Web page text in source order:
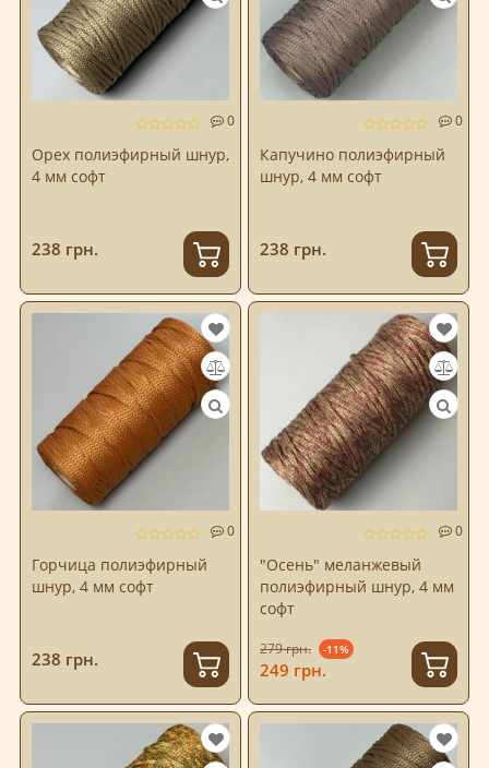
0
Орех полиэфирный шнур,
4 мм софт
238 грн.
0
Капучино полиэфирный
шнур, 4 мм софт
238 грн.
0
Горчица полиэфирный
шнур, 4 мм софт
238 грн.
0
"Осень" меланжевый
полиэфирный шнур, 4 мм
софт
279 грн. -11%
249 грн.